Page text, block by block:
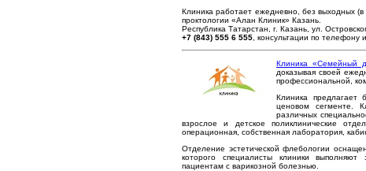
Клиника работает ежедневно, без выходных
проктологии «Алан Клиник» Казань.
Республика Татарстан, г. Казань, ул.
+7 (843) 555 6 555 , консультации по
Клиника «Семейный
доказывая своей
профессиональной,
Клиника предлагает
ценовом сегменте.
различных
взрослое и детское поликлинические
операционная, собственная лаборатория,
Отделение эстетической флебологии
которого специалисты клиники
пациентам с варикозной болезнью.